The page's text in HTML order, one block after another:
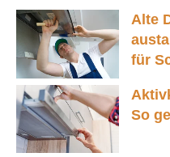
Alte
für
So